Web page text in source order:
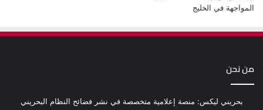
من نحن
بحريني ليكس: منصة إعلامية متخصصة في نشر فضائح النظام البحريني